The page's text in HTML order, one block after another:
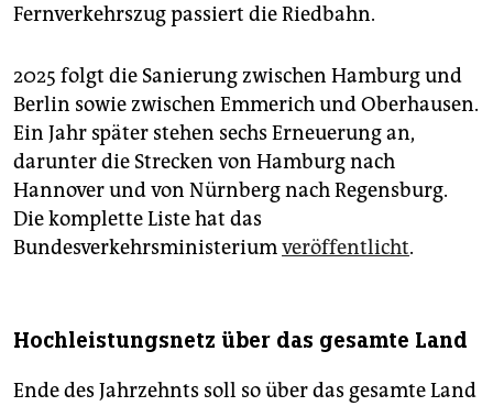
Fernverkehrszug passiert die Riedbahn.
2025 folgt die Sanierung zwischen Hamburg und
Berlin sowie zwischen Emmerich und Oberhausen.
Ein Jahr später stehen sechs Erneuerung an,
darunter die Strecken von Hamburg nach
Hannover und von Nürnberg nach Regensburg.
Die komplette Liste hat das
Bundesverkehrsministeriumveröffentlicht.
Hochleistungsnetz über das gesamte Land
Ende des Jahrzehnts soll so über das gesamte Land